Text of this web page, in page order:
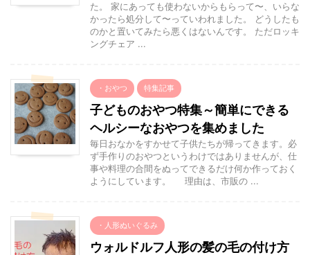
た。 家にあっても使わないからもらって〜、いらな
かったら処分して〜っていわれました。 どうしたも
のかと置いてみたら悪くはないんです。 ただロッキ
ングチェア ...
・おやつ 特集記事
子どものおやつ特集～簡単にできる
ヘルシーなおやつを集めました
毎日おなかをすかせて子供たちが帰ってきます。必
ず手作りのおやつというわけではありませんが、仕
事や料理の合間をぬってできるだけ何か作っておく
ようにしています。 理由は、市販の ...
・人形ぬいぐるみ
ウォルドルフ人形の髪の毛の付け方